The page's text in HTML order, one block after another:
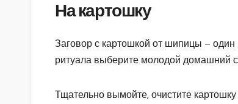
На картошку
Заговор с картошкой от шипицы –
ритуала выберите молодой домашний
Тщательно вымойте, очистите